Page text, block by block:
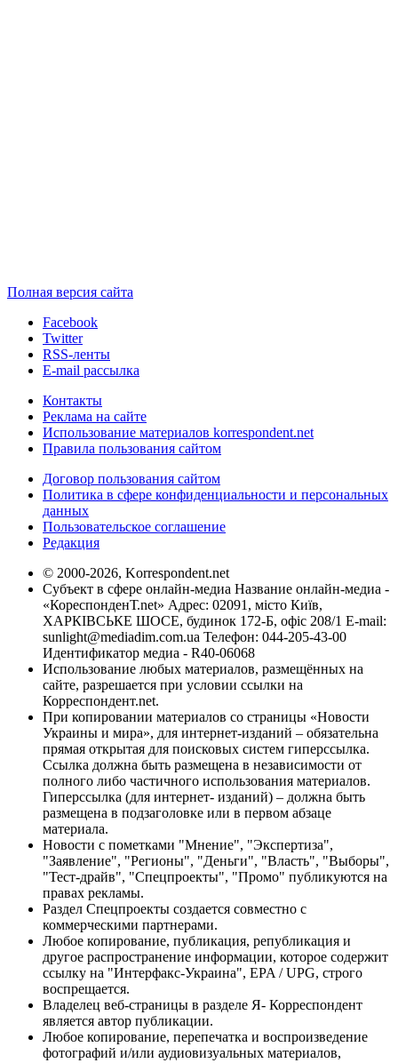
Полная версия сайта
Facebook
Twitter
RSS-ленты
E-mail рассылка
Контакты
Реклама на сайте
Использование материалов korrespondent.net
Правила пользования сайтом
Договор пользования сайтом
Политика в сфере конфиденциальности и персональных
данных
Пользовательское соглашение
Редакция
© 2000-2026, Korrespondent.net
Субъект в сфере онлайн-медиа Название онлайн-медиа -
«КореспонденТ.net» Адрес: 02091, місто Київ,
ХАРКІВСЬКЕ ШОСЕ, будинок 172-Б, офіс 208/1 E-mail:
sunlight@mediadim.com.ua Телефон: 044-205-43-00
Идентификатор медиа - R40-06068
Использование любых материалов, размещённых на
сайте, разрешается при условии ссылки на
Корреспондент.net.
При копировании материалов со страницы «Новости
Украины и мира», для интернет-изданий – обязательна
прямая открытая для поисковых систем гиперссылка.
Ссылка должна быть размещена в независимости от
полного либо частичного использования материалов.
Гиперссылка (для интернет- изданий) – должна быть
размещена в подзаголовке или в первом абзаце
материала.
Новости с пометками "Мнение", "Экспертиза",
"Заявление", "Регионы", "Деньги", "Власть", "Выборы",
"Тест-драйв", "Спецпроекты", "Промо" публикуются на
правах рекламы.
Раздел Спецпроекты создается совместно с
коммерческими партнерами.
Любое копирование, публикация, републикация и
другое распространение информации, которое содержит
ссылку на "Интерфакс-Украина", EPA / UPG, строго
воспрещается.
Владелец веб-страницы в разделе Я- Корреспондент
является автор публикации.
Любое копирование, перепечатка и воспроизведение
фотографий и/или аудиовизуальных материалов,